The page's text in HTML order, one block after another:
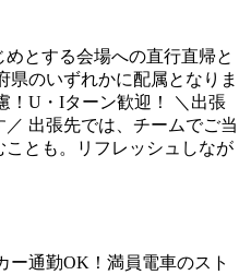
とする会場への直行直帰と
県のいずれかに配属となりま
U・Iターン歓迎！
＼出張
／ 出張先では、チームでご当
とも。リフレッシュしなが
通勤OK！満員電車のスト